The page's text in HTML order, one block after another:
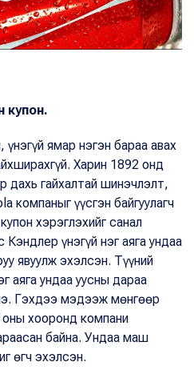
купон.
үнэгүй ямар нэгэн бараа авах
Харин 1892 онд
дахь гайхалтай шинэчлэлт,
компаныг үүсгэн байгуулагч
хэрэглэхийг санал
үнэгүй нэг аяга ундаа
явуулж эхэлсэн. Түүний
аяга ундаа уусны дараа
Гэхдээ мэдээж мөнгөөр
хооронд компани
байна. Ундаа маш
өгч эхэлсэн.